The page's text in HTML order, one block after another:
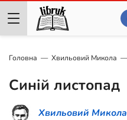
Головна Хвильовий Микола
Синій листопад
Хвильовий Микола